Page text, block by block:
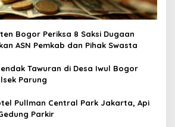
Bogor Periksa 8 Saksi Dugaan
ASN Pemkab dan Pihak Swasta
Tawuran di Desa Iwul Bogor
Parung
Pullman Central Park Jakarta, Api
Parkir